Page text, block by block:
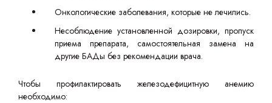
Онкологические заболевания, которые не лечились.
Несоблюдение установленной дозировки, пропуск
приема препарата, самостоятельная замена на
другие БАДы без рекомендации врача.
Чтобы профилактировать железодефицитную анемию
необходимо: